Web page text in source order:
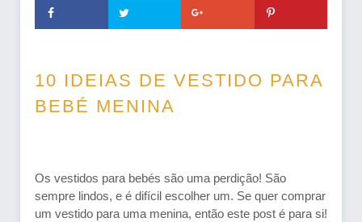
10 IDEIAS DE VESTIDO PARA
BEBÉ MENINA
Os vestidos para bebés são uma perdição! São
sempre lindos, e é difícil escolher um. Se quer comprar
um vestido para uma menina, então este post é para si!